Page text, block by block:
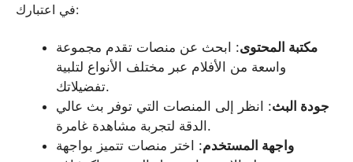
في اعتبارك:
مكتبة المحتوى: ابحث عن منصات تقدم مجموعة
واسعة من الأفلام عبر مختلف الأنواع لتلبية
تفضيلاتك.
جودة البث: انظر إلى المنصات التي توفر بث عالي
الدقة لتجربة مشاهدة غامرة.
واجهة المستخدم: اختر منصات تتميز بواجهة